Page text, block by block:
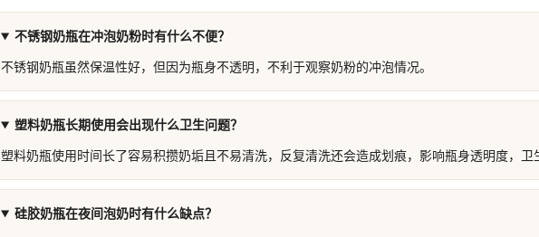
不锈钢奶瓶在冲泡奶粉时有什么不便？
不锈钢奶瓶虽然保温性好，但因为瓶身不透明，不利于观察奶粉的冲泡情况。
塑料奶瓶长期使用会出现什么卫生问题？
塑料奶瓶使用时间长了容易积攒奶垢且不易清洗，反复清洗还会造成划痕，影响瓶身透明度，卫
硅胶奶瓶在夜间泡奶时有什么缺点？